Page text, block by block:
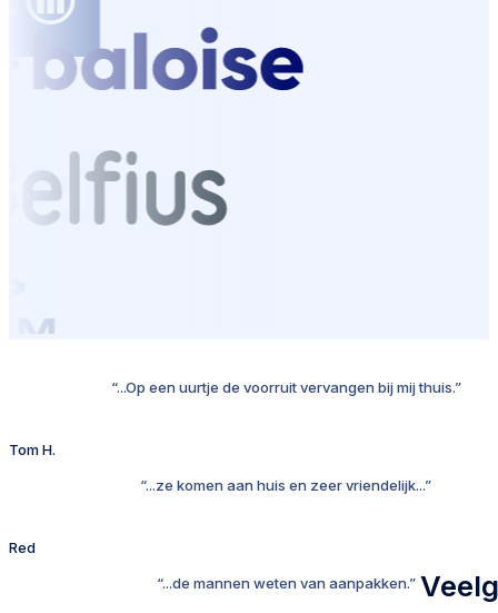
“...Op een uurtje de voorruit vervangen bij mij thuis.”
Tom H.
“...ze komen aan huis en zeer vriendelijk...”
Red
“...de mannen weten van aanpakken.”